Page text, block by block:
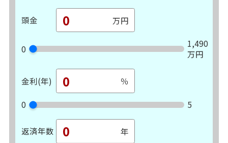
頭金
0
1,490
万円
金利(年)
0 5
返済年数